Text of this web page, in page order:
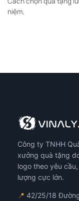
niệm,
Công ty TNHH
xưởng quà tặng
logo theo yêu
lượng cực lớn.
📍 42/25/18